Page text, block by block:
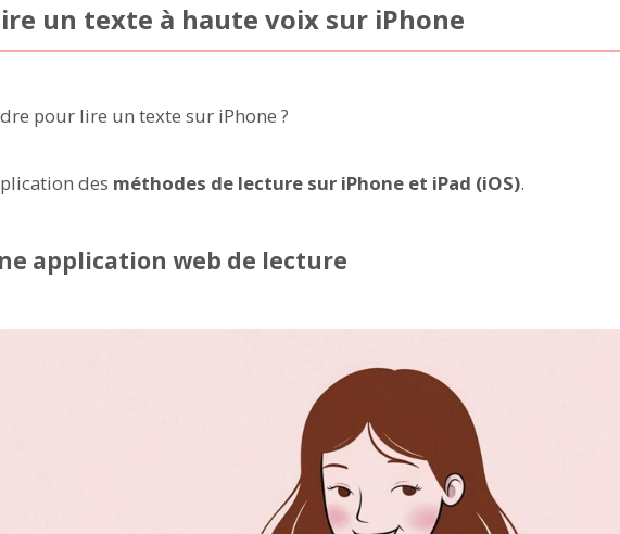
un texte à haute voix sur iPhone
pour lire un texte sur iPhone ?
des méthodes de lecture sur iPhone et iPad (iOS).
application web de lecture